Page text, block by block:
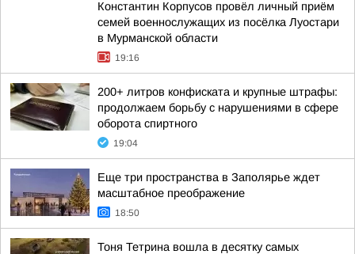
Константин Корпусов провёл личный приём
семей военнослужащих из посёлка Луостари
в Мурманской области
19:16
200+ литров конфиската и крупные штрафы:
продолжаем борьбу с нарушениями в сфере
оборота спиртного
19:04
Еще три пространства в Заполярье ждет
масштабное преображение
18:50
Тоня Тетрина вошла в десятку самых